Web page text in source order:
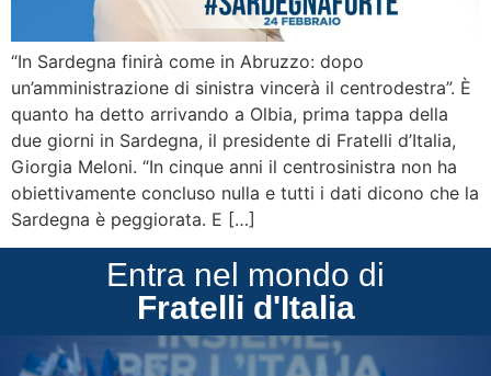
“In Sardegna finirà come in Abruzzo: dopo
un’amministrazione di sinistra vincerà il centrodestra”. È
quanto ha detto arrivando a Olbia, prima tappa della
due giorni in Sardegna, il presidente di Fratelli d’Italia,
Giorgia Meloni. “In cinque anni il centrosinistra non ha
obiettivamente concluso nulla e tutti i dati dicono che la
Sardegna è peggiorata. E […]
Entra nel mondo di
Fratelli d'Italia